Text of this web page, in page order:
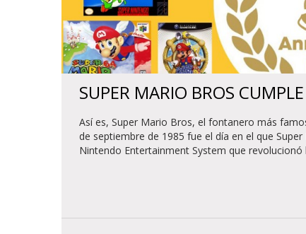
SUPER MARIO BROS
Así es, Super Mario Bros, el fontanero más
de septiembre de 1985 fue el día en el que
Nintendo Entertainment System que